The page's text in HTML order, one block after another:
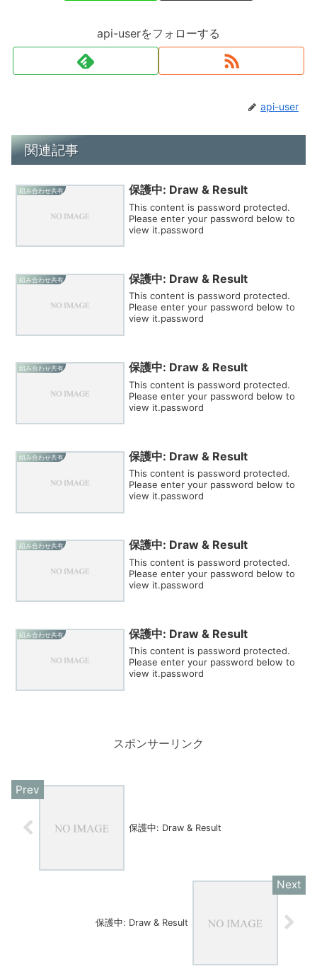
api-userをフォローする
api-user
関連記事
組み合わせ共有 保護中: Draw & Result
This content is password protected.
Please enter your password below to
view it.password
組み合わせ共有 保護中: Draw & Result
This content is password protected.
Please enter your password below to
view it.password
組み合わせ共有 保護中: Draw & Result
This content is password protected.
Please enter your password below to
view it.password
組み合わせ共有 保護中: Draw & Result
This content is password protected.
Please enter your password below to
view it.password
組み合わせ共有 保護中: Draw & Result
This content is password protected.
Please enter your password below to
view it.password
組み合わせ共有 保護中: Draw & Result
This content is password protected.
Please enter your password below to
view it.password
スポンサーリンク
保護中: Draw & Result
保護中: Draw & Result